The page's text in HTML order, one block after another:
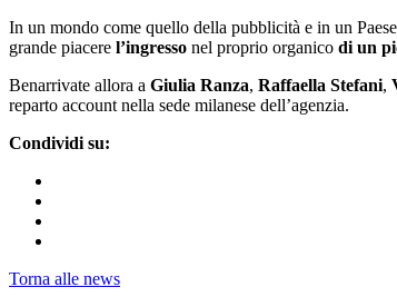
In un mondo come quello della pubblicità e in un
grande piacere l’ingresso nel proprio organico di un
Benarrivate allora a Giulia Ranza, Raffaella Stefani,
reparto account nella sede milanese dell’agenzia.
Condividi su:
Torna alle news